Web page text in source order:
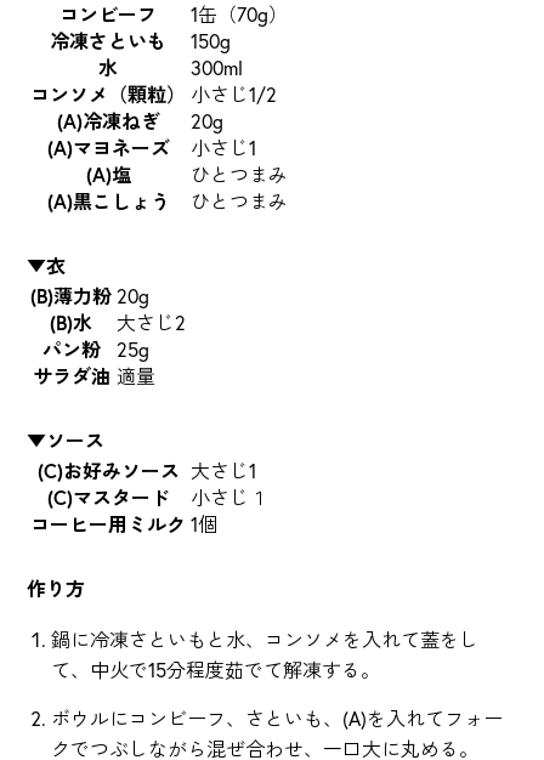
コンビーフ
1缶（70g）
冷凍さといも
150g
水
300ml
コンソメ（顆粒）
小さじ1/2
(A)冷凍ねぎ
20g
(A)マヨネーズ
小さじ1
(A)塩
ひとつまみ
(A)黒こしょう
ひとつまみ
▼衣
(B)薄力粉 20g
(B)水
大さじ2
パン粉
25g
サラダ油 適量
▼ソース
(C)お好みソース 大さじ1
(C)マスタード
小さじ１
コーヒー用ミルク 1個
作り方
鍋に冷凍さといもと水、コンソメを入れて蓋をし
て、中火で15分程度茹でて解凍する。
ボウルにコンビーフ、さといも、(A)を入れてフォー
クでつぶしながら混ぜ合わせ、一口大に丸める。